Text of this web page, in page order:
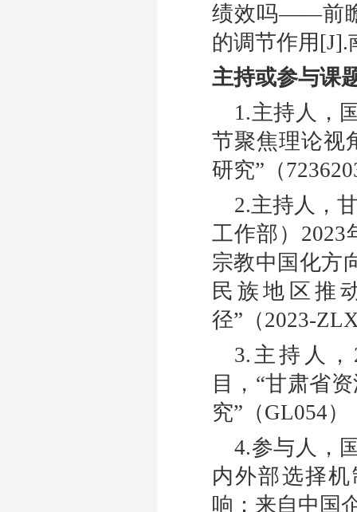
绩效吗——前
的调节作用 [J].
主持或参与课
1.主持人，
节聚焦理论视
研究” （
2.主持人，
工作部） 2023
宗教中国化方
民族地区推
径” （2023-
3. 主持人，
目， “甘肃省
究” （GL054）
4.参与人，
内外部选择
响：来自中国